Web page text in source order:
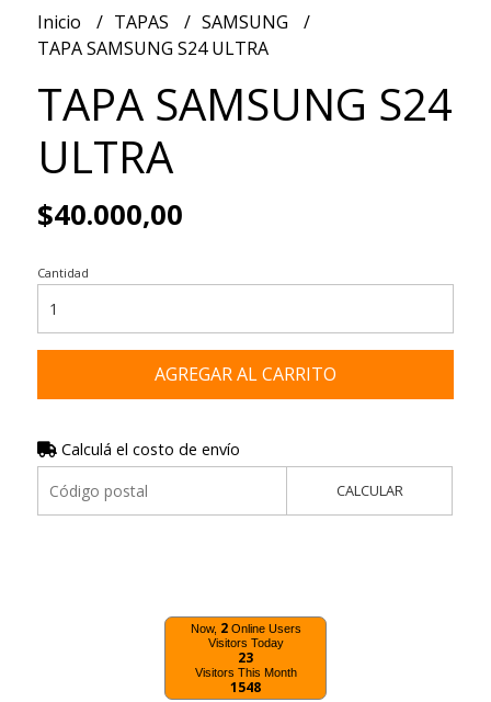
Inicio TAPAS
SAMSUNG
TAPA SAMSUNG S24 ULTRA
TAPA SAMSUNG S24
ULTRA
$40.000,00
Cantidad
AGREGAR AL CARRITO
Calculá el costo de envío
CALCULAR
Now, 2Online Users
Visitors Today
23
Visitors This Month
1548